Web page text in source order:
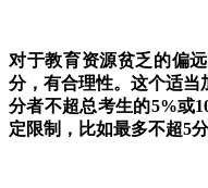
对于教育资源贫乏的偏
分，有合理性。这个适当
分者不超总考生的5%或
定限制，比如最多不超5分